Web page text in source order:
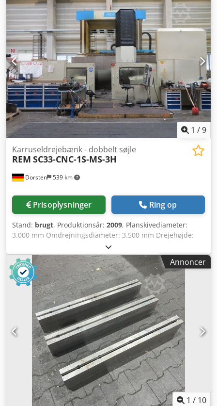
mm Hurtiggang: 10 m/min Spindelkonus: ISO BT50 Antal
værktøjspladser: 12 pos. Samlet effekt: 75 kW Maskinvægt:
ca. 32 t Dsdpfx Aiszhxi Ro Aock Pladsbehov: ca. 4,7 x 5,8 x
5,5 m CNC karusseldrejebænk med værktøjsmagasin til 12
drejeværktøjer med BT 50 optagelse. Styring: Fanuc 0i-TD.
1 /9
Dorsten 539 km
Karruseldrejebænk - dobbelt søjle
REM SC33-CNC-1S-MS-3H
Prisoplysninger Ring op
Stand: brugt, Produktionsår: 2009, Planskivediameter:
3.000 mm Omdrejningsdiameter: 3.500 mm Drejehøjde:
3.200 mm Dedsyqu Rwepfx Ai Asck Styring: Fanuc Type:
Series 320i Model A Supportvandring: 1.750 mm
Stødsdimsens mål: 300 x 300 mm X-akse: 2.700 mm
Bordbelastning: 30.000 kg Hovedspindelmotor: 100 kW
Værktøjsveksler: 16 pladser Maskinvægt: ca. 89 t
Pladsbehov: ca. 8,5 x 6 x 8 m Nr.: 1104 De tekniske data er
oplysninger fra producent eller operatør og er derfor
uforbindende for os. Mellemhandel forbeholdes;
udelukkende vores handels- og salgsbetingelser er
gældende. Om os Mere end 400 egne maskiner på lager
Over 15.000 m² lagerplads, krankapacitet: 70 t Mere end
10.000 tilbehørsartikler til dit værksted Ønsker du at sælge
maskiner, produktionslinjer eller hele din virksomhed, så
kontakt os. Flere tilbud finder du på vores hjemmeside.
Besigtigelse er mulig efter aftale. Vi ser frem til dit besøg.
Med venlig hilsen, Markus Hirsch Teamet
Annoncer
1 / 10